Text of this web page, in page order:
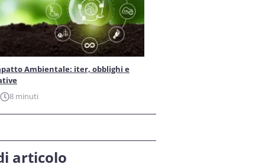
Ambientale: iter, obblighi e
8 minuti
articolo